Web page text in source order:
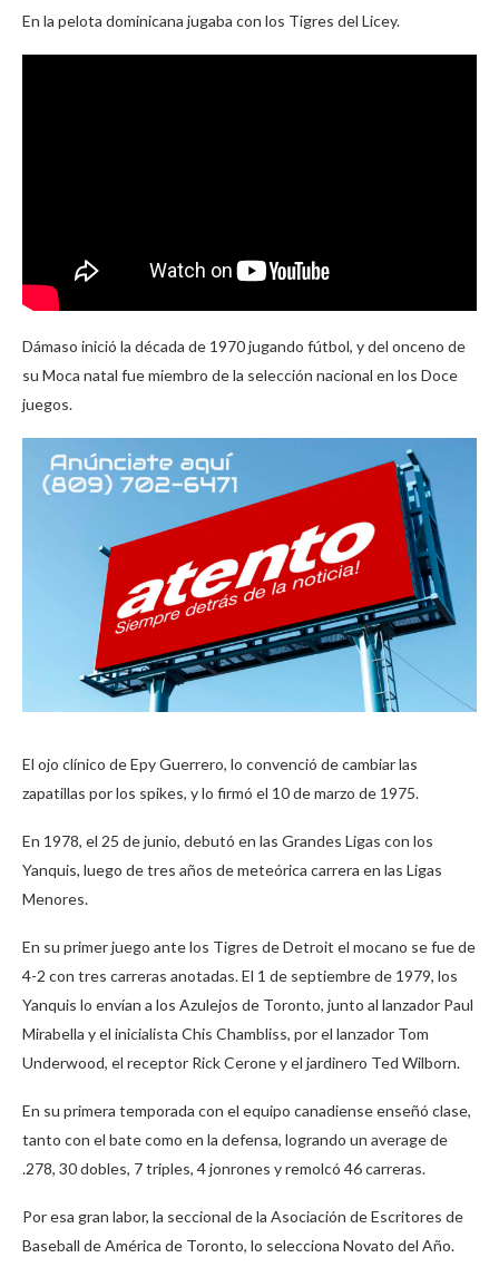
En la pelota dominicana jugaba con los Tigres del Licey.
Dámaso inició la década de 1970 jugando fútbol, y del onceno de
su Moca natal fue miembro de la selección nacional en los Doce
juegos.
El ojo clínico de Epy Guerrero, lo convenció de cambiar las
zapatillas por los spikes, y lo firmó el 10 de marzo de 1975.
En 1978, el 25 de junio, debutó en las Grandes Ligas con los
Yanquis, luego de tres años de meteórica carrera en las Ligas
Menores.
En su primer juego ante los Tigres de Detroit el mocano se fue de
4-2 con tres carreras anotadas. El 1 de septiembre de 1979, los
Yanquis lo envían a los Azulejos de Toronto, junto al lanzador Paul
Mirabella y el inicialista Chis Chambliss, por el lanzador Tom
Underwood, el receptor Rick Cerone y el jardinero Ted Wilborn.
En su primera temporada con el equipo canadiense enseñó clase,
tanto con el bate como en la defensa, logrando un average de
.278, 30 dobles, 7 triples, 4 jonrones y remolcó 46 carreras.
Por esa gran labor, la seccional de la Asociación de Escritores de
Baseball de América de Toronto, lo selecciona Novato del Año.